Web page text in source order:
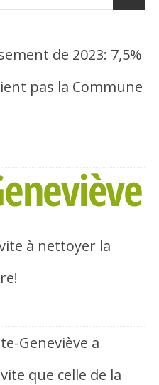
de 2023: 7,5%
pas la Commune
à nettoyer la
Geneviève a
que celle de la